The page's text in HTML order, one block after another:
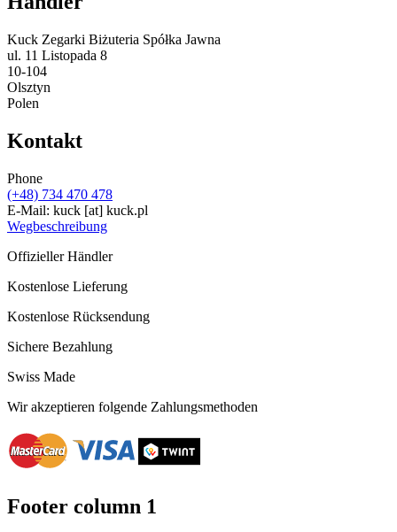
Kuck Zegarki Biżuteria Spółka Jawna
ul. 11 Listopada 8
10-104
Olsztyn
Polen
Kontakt
Phone
(+48) 734 470 478
E-Mail: kuck [at] kuck.pl
Wegbeschreibung
Offizieller Händler
Kostenlose Lieferung
Kostenlose Rücksendung
Sichere Bezahlung
Swiss Made
Wir akzeptieren folgende Zahlungsmethoden
Footer column 1